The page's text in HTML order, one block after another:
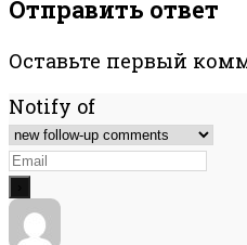
Отправить ответ
Оставьте первый
Notify of